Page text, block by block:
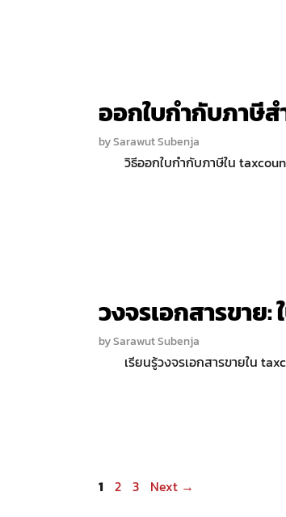
ออกใบกำกับภาษี
bySarawut Subenja
วิธีออกใบกำกับภาษีใน
วงจรเอกสารขาย
bySarawut Subenja
เรียนรู้วงจรเอกสารขายใน
Page
1 Page
2 Page
3 Next →